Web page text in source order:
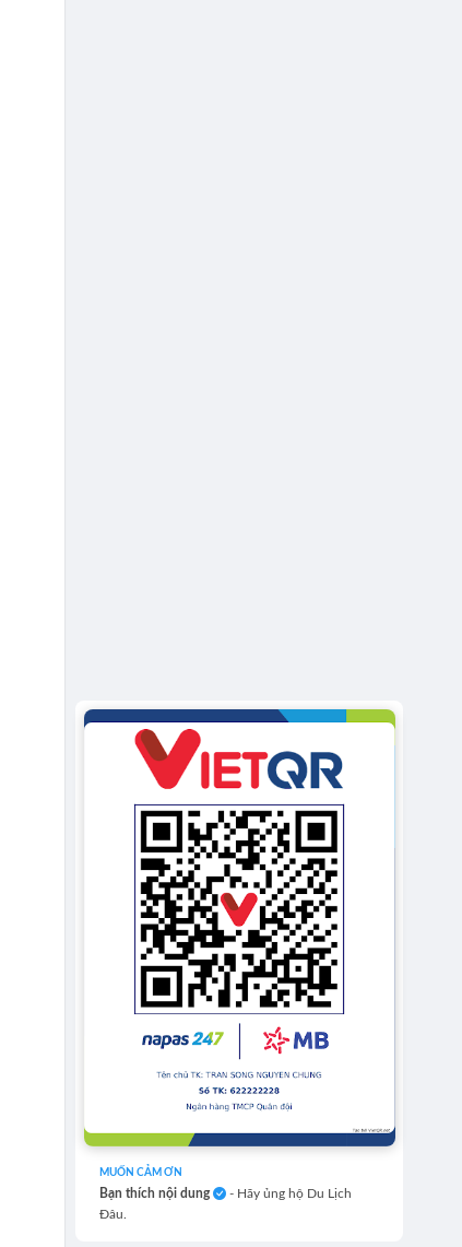
MUỐN CẢM ƠN
Bạn thích nội dung
- Hãy ủng hộ Du Lịch
Đâu.